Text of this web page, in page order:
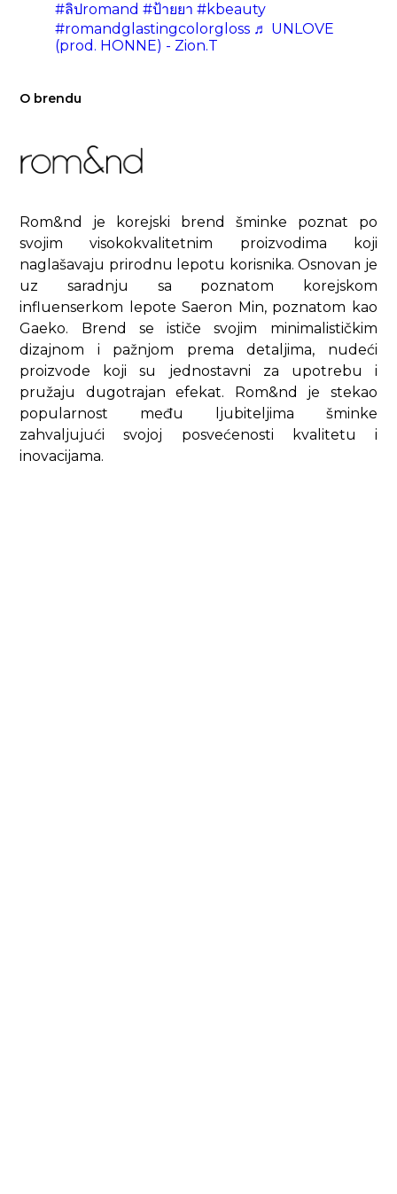
#ลิปromand #ป้ายยา #kbeauty
#romandglastingcolorgloss ♬ UNLOVE
(prod. HONNE) - Zion.T
O brendu
Rom&nd je korejski brend šminke poznat po
svojim visokokvalitetnim proizvodima koji
naglašavaju prirodnu lepotu korisnika. Osnovan je
uz saradnju sa poznatom korejskom
influenserkom lepote Saeron Min, poznatom kao
Gaeko. Brend se ističe svojim minimalističkim
dizajnom i pažnjom prema detaljima, nudeći
proizvode koji su jednostavni za upotrebu i
pružaju dugotrajan efekat. Rom&nd je stekao
popularnost među ljubiteljima šminke
zahvaljujući svojoj posvećenosti kvalitetu i
inovacijama.